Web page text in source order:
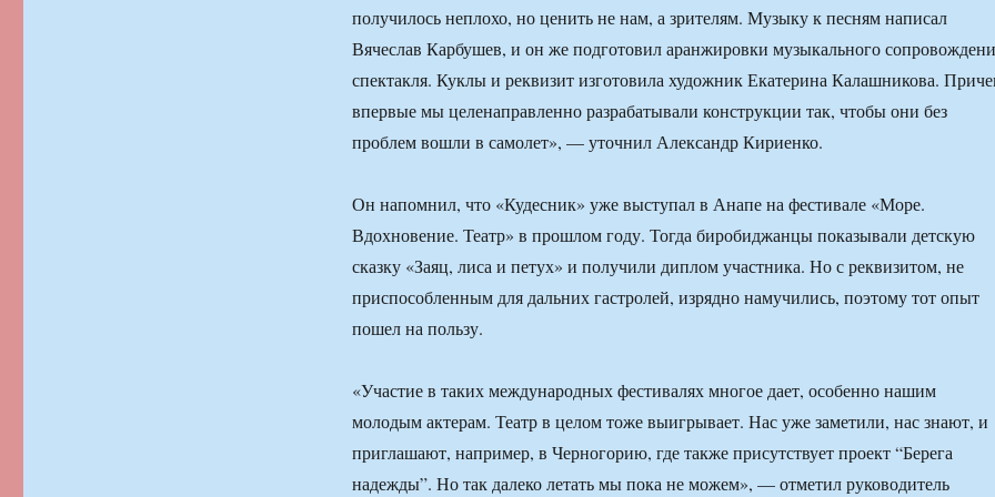
получилось неплохо, но ценить не нам, а зрителям. Музыку к песням написал
Вячеслав Карбушев, и он же подготовил аранжировки музыкального
спектакля. Куклы и реквизит изготовила художник Екатерина Калашникова.
впервые мы целенаправленно разрабатывали конструкции так, чтобы они без
проблем вошли в самолет», — уточнил Александр Кириенко.
Он напомнил, что «Кудесник» уже выступал в Анапе на фестивале «Море.
Вдохновение. Театр» в прошлом году. Тогда биробиджанцы показывали детскую
сказку «Заяц, лиса и петух» и получили диплом участника. Но с реквизитом, не
приспособленным для дальних гастролей, изрядно намучились, поэтому тот опыт
пошел на пользу.
«Участие в таких международных фестивалях многое дает, особенно нашим
молодым актерам. Театр в целом тоже выигрывает. Нас уже заметили, нас знают, и
приглашают, например, в Черногорию, где также присутствует проект “Берега
надежды”. Но так далеко летать мы пока не можем», — отметил руководитель